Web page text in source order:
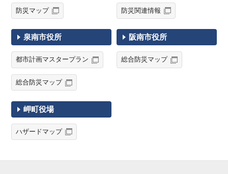
防災マップ 防災関連情報
泉南市役所
都市計画マスタープラン
総合防災マップ
阪南市役所
総合防災マップ
岬町役場
ハザードマップ